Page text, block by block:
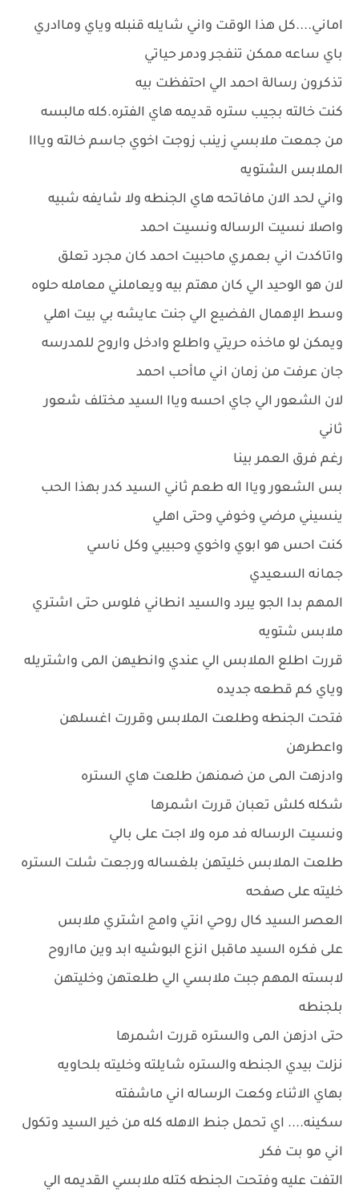
اماني....كل هذا الوقت واني شايله قنبله وياي وماادري
باي ساعه ممكن تنفجر ودمر حياتي
تذكرون رسالة احمد الي احتفظت بيه
كنت خالته بجيب ستره قديمه هاي الفتره.كله مالبسه
من جمعت ملابسي زينب زوجت اخوي جاسم خالته ويااا
الملابس الشتويه
واني لحد الان مافاتحه هاي الجنطه ولا شايفه شبيه
واصلا نسيت الرساله ونسيت احمد
واتاكدت اني بعمري ماحبيت احمد كان مجرد تعلق
لان هو الوحيد الي كان مهتم بيه ويعاملني معامله حلوه
وسط الإهمال الفضيع الي جنت عايشه بي بيت اهلي
ويمكن لو ماخذه حريتي واطلع وادخل واروح للمدرسه
جان عرفت من زمان اني ماأحب احمد
لان الشعور الي جاي احسه وياا السيد مختلف شعور
ثاني
رغم فرق العمر بينا
بس الشعور وياا اله طعم ثاني السيد كدر بهذا الحب
ينسيني مرضي وخوفي وحتى اهلي
كنت احس هو ابوي واخوي وحبيبي وكل ناسي
جمانه السعيدي
المهم بدا الجو يبرد والسيد انطاني فلوس حتى اشتري
ملابس شتويه
قررت اطلع الملابس الي عندي وانطيهن المى واشتريله
وياي كم قطعه جديده
فتحت الجنطه وطلعت الملابس وقررت اغسلهن
واعطرهن
وادزهت المى من ضمنهن طلعت هاي الستره
شكله كلش تعبان قررت اشمرها
ونسيت الرساله فد مره ولا اجت على بالي
طلعت الملابس خليتهن بلغساله ورجعت شلت الستره
خليته على صفحه
العصر السيد كال روحي انتي وامج اشتري ملابس
على فكره السيد ماقبل انزع البوشيه ابد وين مااروح
لابسته المهم جبت ملابسي الي طلعتهن وخليتهن
بلجنطه
حتى ادزهن المى والستره قررت اشمرها
نزلت بيدي الجنطه والستره شايلته وخليته بلحاويه
بهاي الاثناء وكعت الرساله اني ماشفته
سكينه.... اي تحمل جنط الاهله كله من خير السيد وتكول
اني مو بت فكر
التفت عليه وفتحت الجنطه كتله ملابسي القديمه الي